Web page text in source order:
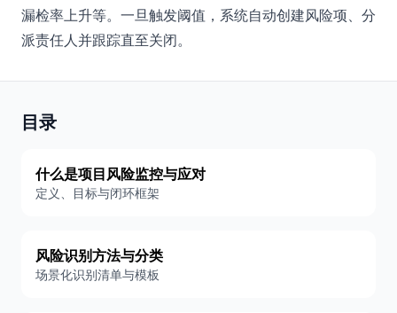
漏检率上升等。一旦触发阈值，系统自动创建风险项、分
派责任人并跟踪直至关闭。
目录
什么是项目风险监控与应对
定义、目标与闭环框架
风险识别方法与分类
场景化识别清单与模板